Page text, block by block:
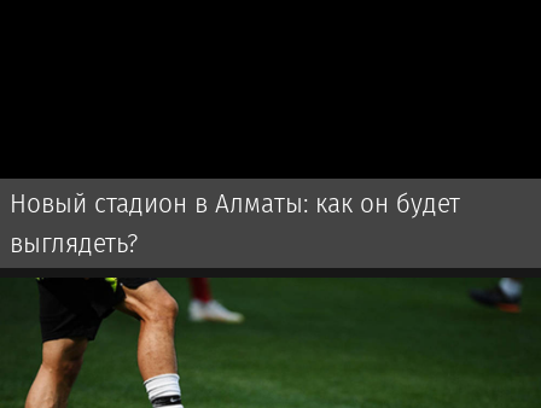
Новый стадион в Алматы: как он будет
выглядеть?